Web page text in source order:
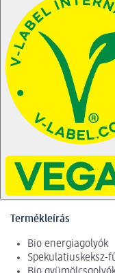
Termékleírás
Bio energiagolyók
Spekulatiuskeksz-